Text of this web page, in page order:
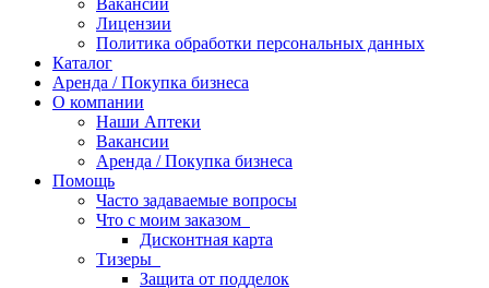
Вакансии
Лицензии
Политика обработки персональных данных
Каталог
Аренда / Покупка бизнеса
О компании
Наши Аптеки
Вакансии
Аренда / Покупка бизнеса
Помощь
Часто задаваемые вопросы
Что с моим заказом
Дисконтная карта
Тизеры
Защита от подделок